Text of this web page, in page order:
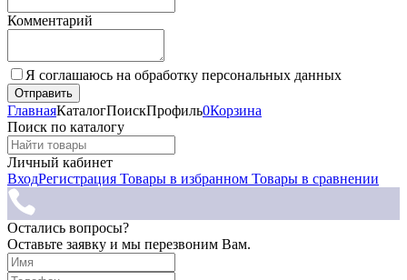
Комментарий
Я соглашаюсь на обработку персональных данных
ГлавнаяКаталогПоискПрофиль0Корзина
Поиск по каталогу
Личный кабинет
ВходРегистрация Товары в избранном Товары в сравнении
Остались вопросы?
Оставьте заявку и мы перезвоним Вам.